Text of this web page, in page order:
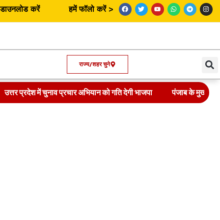
करें हमें फॉलो करें >
राज्य/शहर चुने
उत्तर प्रदेश में चुनाव प्रचार अभियान को गति देगी भाजपा पंजाब के